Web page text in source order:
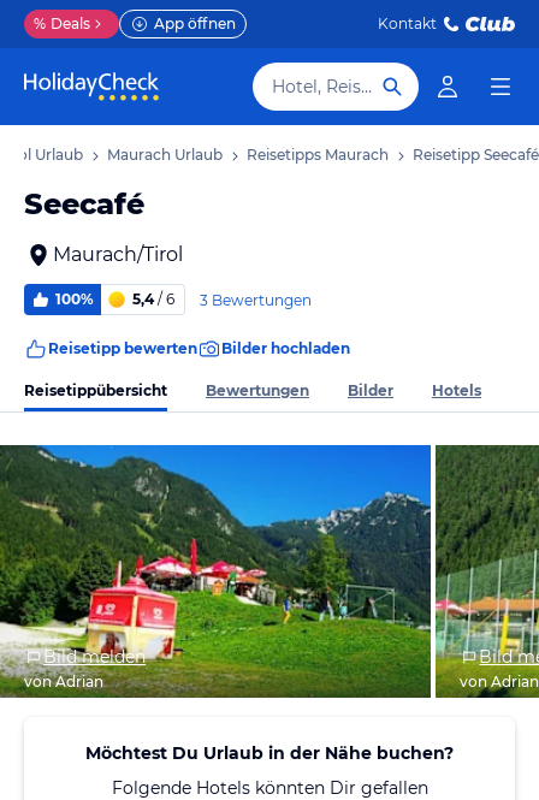
% Deals App öffnen Kontakt
Hotel, Reiseziel
Tirol Urlaub Maurach Urlaub Reisetipps Maurach Reisetipp Seecafé
Seecafé
Maurach/Tirol
100% 5,4/ 6 3 Bewertungen
Reisetipp bewerten Bilder hochladen
Reisetippübersicht Bewertungen Bilder Hotels
Bild melden
von Adrian
Bild
von Adrian
Möchtest Du Urlaub in der Nähe buchen?
Folgende Hotels könnten Dir gefallen